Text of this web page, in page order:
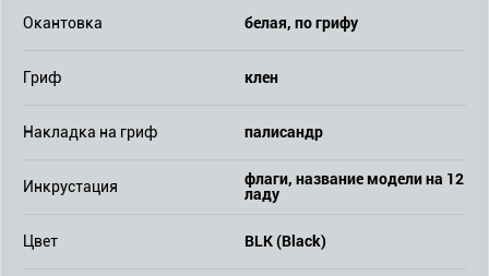
Окантовка белая, по грифу
Гриф клен
Накладка на гриф палисандр
Инкрустация флаги, название модели на 12
ладу
Цвет BLK (Black)